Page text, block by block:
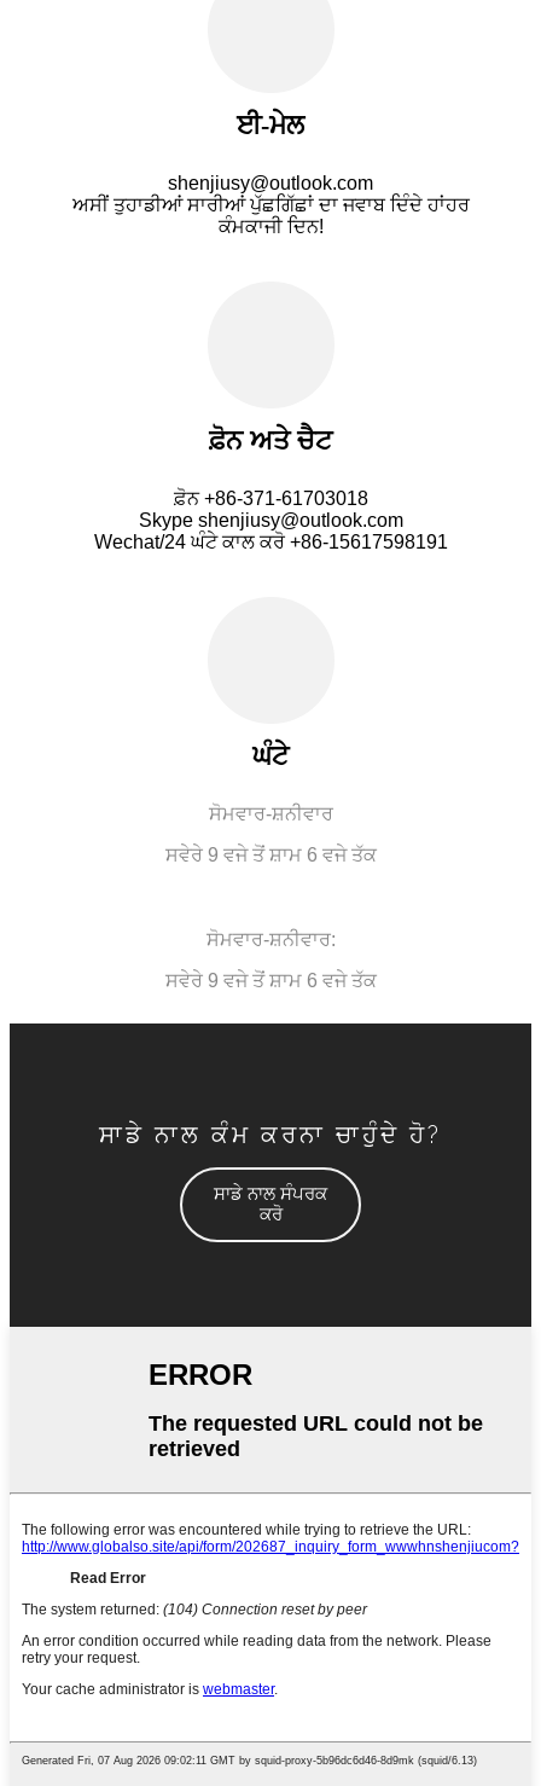
ਈ-ਮੇਲ
shenjiusy@outlook.com
ਅਸੀਂ ਤੁਹਾਡੀਆਂ ਸਾਰੀਆਂ ਪੁੱਛਗਿੱਛਾਂ ਦਾ ਜਵਾਬ ਦਿੰਦੇ ਹਾਂਹਰ
ਕੰਮਕਾਜੀ ਦਿਨ!
ਫ਼ੋਨ ਅਤੇ ਚੈਟ
ਫ਼ੋਨ +86-371-61703018
Skype shenjiusy@outlook.com
Wechat/24 ਘੰਟੇ ਕਾਲ ਕਰੋ +86-15617598191
ਘੰਟੇ
ਸੋਮਵਾਰ-ਸ਼ਨੀਵਾਰ
ਸਵੇਰੇ 9 ਵਜੇ ਤੋਂ ਸ਼ਾਮ 6 ਵਜੇ ਤੱਕ
ਸੋਮਵਾਰ-ਸ਼ਨੀਵਾਰ:
ਸਵੇਰੇ 9 ਵਜੇ ਤੋਂ ਸ਼ਾਮ 6 ਵਜੇ ਤੱਕ
ਸਾਡੇ ਨਾਲ ਕੰਮ ਕਰਨਾ ਚਾਹੁੰਦੇ ਹੋ?
ਸਾਡੇ ਨਾਲ ਸੰਪਰਕ
ਕਰੋ